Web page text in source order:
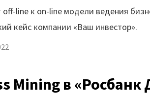
off-line к on-line модели ведения
кейс компании «Ваш инвестор».
Mining в